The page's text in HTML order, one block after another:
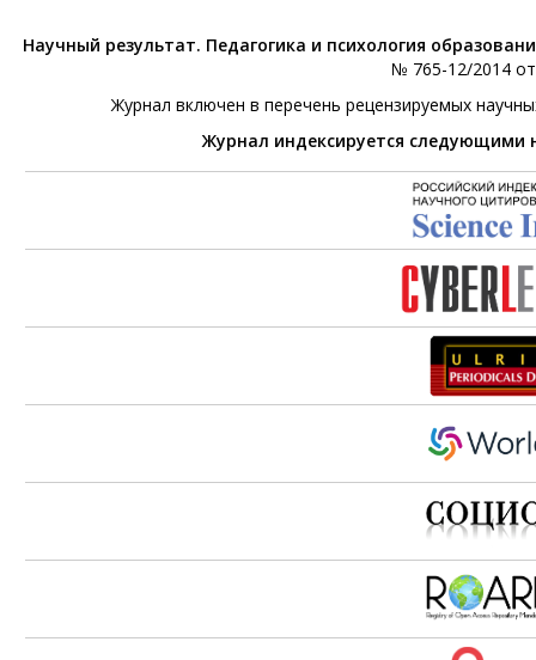
Научный результат. Педагогика и психология
№ 765-12/2014
Журнал включен в перечень рецензируемых
Журнал индексируется